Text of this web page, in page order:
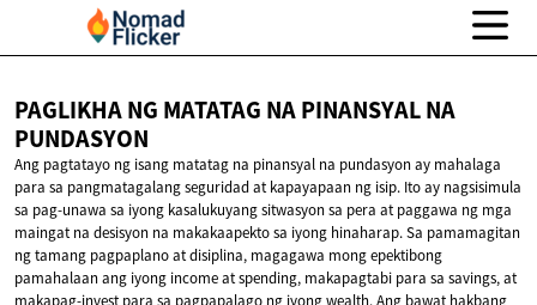
PAGLIKHA NG MATATAG NA PINANSYALNA
PUNDASYON
Ang pagtatayo ng isang matatag na pinansyal na pundasyon ay mahalaga
para sa pangmatagalang seguridad at kapayapaan ng isip. Ito ay nagsisimula
sa pag-unawa sa iyong kasalukuyang sitwasyon sa pera at paggawa ng mga
maingat na desisyon na makakaapekto sa iyong hinaharap. Sa pamamagitan
ng tamang pagpaplano at disiplina, magagawa mong epektibong
pamahalaan ang iyong income at spending, makapagtabi para sa savings, at